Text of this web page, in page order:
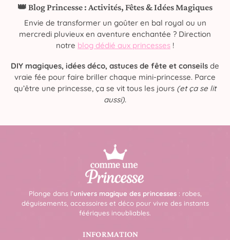
👑 Blog Princesse : Activités, Fêtes & Idées Magiques
Envie de transformer un goûter en bal royal ou un
mercredi pluvieux en aventure enchantée ? Direction
notre blog dédié aux princesses !
DIY magiques, idées déco, astuces de fête et conseils de
vraie fée pour faire briller chaque mini-princesse. Parce
qu’être une princesse, ça se vit tous les jours (et ça se lit
aussi).
Plonge dans l’univers magique des princesses: robes,
déguisements, accessoires et déco pour vivre des instants
féériques inoubliables.
INFORMATION